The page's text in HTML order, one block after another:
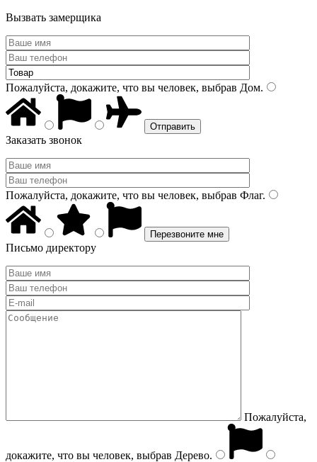
Вызвать замерщика
Пожалуйста, докажите, что вы человек, выбрав Дом.
Заказать звонок
Пожалуйста, докажите, что вы человек, выбрав Флаг.
Письмо директору
Пожалуйста,
докажите, что вы человек, выбрав Дерево.